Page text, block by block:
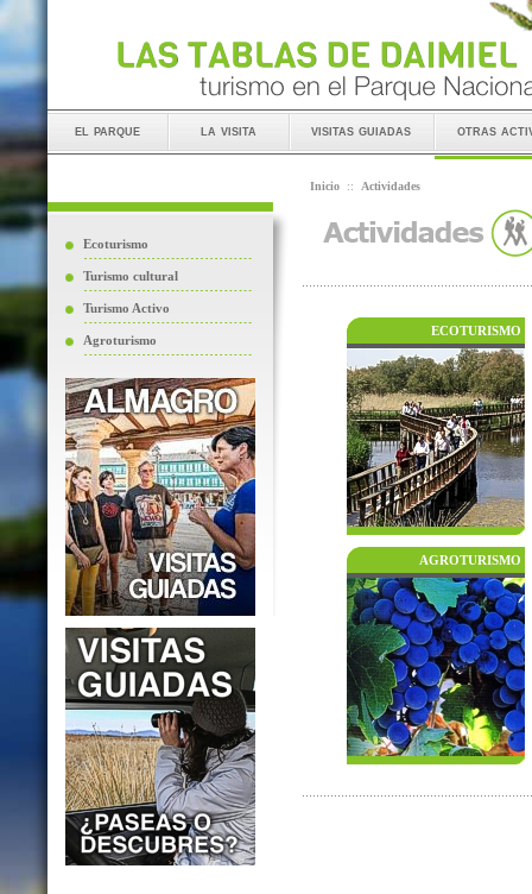
el parque la visita visitas guiadas otras
Ecoturismo
Turismo cultural
Turismo Activo
Agroturismo
Inicio :: Actividades
ECOTURISMO
AGROTURISMO